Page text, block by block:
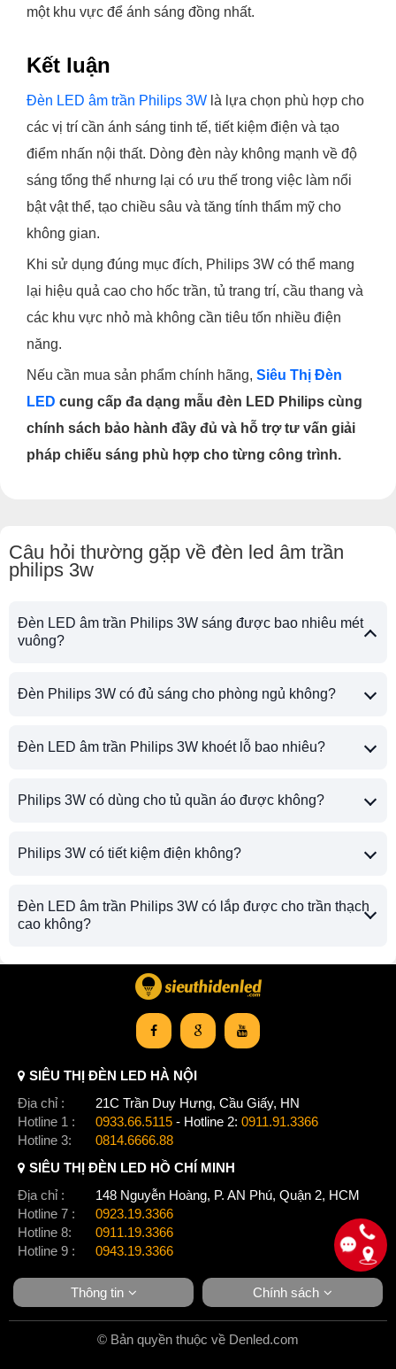
một khu vực để ánh sáng đồng nhất.
Kết luận
Đèn LED âm trần Philips 3W là lựa chọn phù hợp cho
các vị trí cần ánh sáng tinh tế, tiết kiệm điện và tạo
điểm nhấn nội thất. Dòng đèn này không mạnh về độ
sáng tổng thể nhưng lại có ưu thế trong việc làm nổi
bật vật thể, tạo chiều sâu và tăng tính thẩm mỹ cho
không gian.
Khi sử dụng đúng mục đích, Philips 3W có thể mang
lại hiệu quả cao cho hốc trần, tủ trang trí, cầu thang và
các khu vực nhỏ mà không cần tiêu tốn nhiều điện
năng.
Nếu cần mua sản phẩm chính hãng, Siêu Thị Đèn
LED cung cấp đa dạng mẫu đèn LED Philips cùng
chính sách bảo hành đầy đủ và hỗ trợ tư vấn giải
pháp chiếu sáng phù hợp cho từng công trình.
Câu hỏi thường gặp về đèn led âm trần
philips 3w
Đèn LED âm trần Philips 3W sáng được bao nhiêu mét
vuông?
Đèn Philips 3W có đủ sáng cho phòng ngủ không?
Đèn LED âm trần Philips 3W khoét lỗ bao nhiêu?
Philips 3W có dùng cho tủ quần áo được không?
Philips 3W có tiết kiệm điện không?
Đèn LED âm trần Philips 3W có lắp được cho trần thạch
cao không?
SIÊU THỊ ĐÈN LED HÀ NỘI
Địa chỉ :
21C Trần Duy Hưng, Cầu Giấy, HN
Hotline 1 :
0933.66.5115 - Hotline 2: 0911.91.3366
Hotline 3:
0814.6666.88
SIÊU THỊ ĐÈN LED HỒ CHÍ MINH
Địa chỉ :
148 Nguyễn Hoàng, P. AN Phú, Quận 2, HCM
Hotline 7 :
0923.19.3366
Hotline 8:
0911.19.3366
Hotline 9 :
0943.19.3366
Thông tin Chính sách
© Bản quyền thuộc về Denled.com